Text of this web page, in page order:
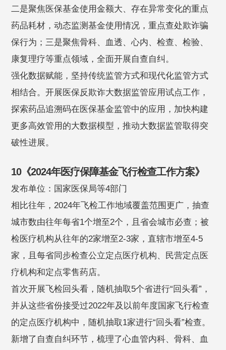
二是聚焦医保基金使用金额大、存在异常变化的重点
药品耗材，动态监测基金使用情况，重点查处欺诈骗
保行为；三是聚焦骨科、血透、心内、检查、检验、
康复理疗等重点领域，全面开展自查自纠。
强化数据赋能，坚持传统监管方式和现代化监管方式
相结合。开展医保反欺诈大数据监管应用试点工作，
探索药品追溯码在医保基金监管中的应用，加快构建
更多高效管用的大数据模型，推动大数据监管取得突
破性进展。
10《2024年医疗保障基金飞行检查工作方案》
发布单位：国家医保局等4部门
相比往年，2024年飞检工作地域覆盖范围更广，抽查
城市数由往年每省1个增至2个，且省会城市必查；被
检医疗机构从往年的2家增至2-3家，直辖市增至4-5
家，且每省同步检查公立定点医疗机构、民营定点医
疗机构和定点零售药店。
首次开展飞检回头看，随机抽取5个省进行“回头看”，
并从这些省份接受过2022年及以前年度国家飞行检查
的定点医疗机构中，随机抽取1家进行“回头看”检查。
新增了自查自纠环节，梳理了心血管内科、骨科、血